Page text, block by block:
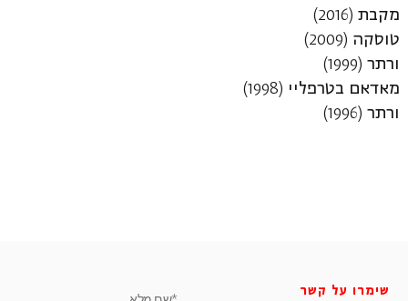
מקבת (2016)
טוסקה (2009)
ורתר(1999)
מאדאם בטרפליי (1998)
ורתר(1996)
שימרו על קשר